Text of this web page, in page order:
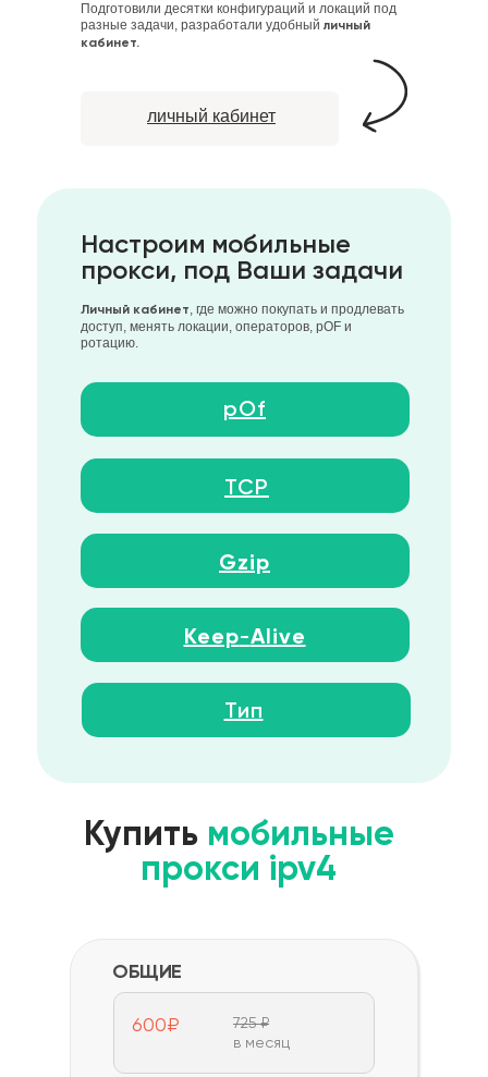
Подготовили десятки конфигураций и локаций под
разные задачи, разработали удобный личный
кабинет.
Настроим мобильные
прокси, под Ваши задачи
Личный кабинет, где можно покупать и продлевать
доступ, менять локации, операторов, pOF и
ротацию.
личный кабинет
pOf
TCP
Gzip
Keep-Alive
Тип
Купить мобильные
прокси ipv4
ОБЩИЕ
600₽
725 ₽
в месяц